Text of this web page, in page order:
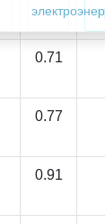
0.71
0.77
0.91